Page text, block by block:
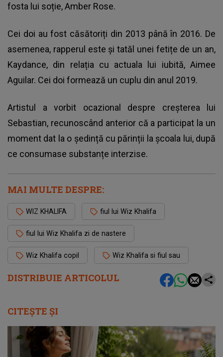
DISTRIBUIE ARTICOLUL
fosta lui soție, Amber Rose.
Cei doi au fost căsătoriți din 2013 până în 2016. De
asemenea, rapperul este și tatăl unei fetițe de un an,
Kaydance, din relația cu actuala lui iubită, Aimee
Aguilar. Cei doi formează un cuplu din anul 2019.
Artistul a vorbit ocazional despre creșterea lui
Sebastian, recunoscând anterior că a participat la un
moment dat la o ședință cu părinții la școala lui, după
ce consumase substanțe interzise.
MAI MULTE DESPRE:
WIZ KHALIFA fiul lui Wiz Khalifa
fiul lui Wiz Khalifa zi de nastere
Wiz Khalifa copil Wiz Khalifa si fiul sau
CITEȘTE ȘI